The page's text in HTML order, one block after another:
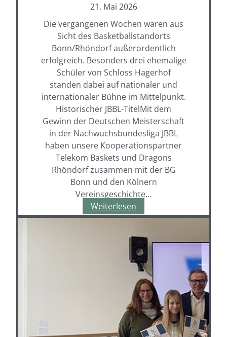
21. Mai 2026
Die vergangenen Wochen waren aus
Sicht des Basketballstandorts
Bonn/Rhöndorf außerordentlich
erfolgreich. Besonders drei ehemalige
Schüler von Schloss Hagerhof
standen dabei auf nationaler und
internationaler Bühne im Mittelpunkt.
Historischer JBBL-TitelMit dem
Gewinn der Deutschen Meisterschaft
in der Nachwuchsbundesliga JBBL
haben unsere Kooperationspartner
Telekom Baskets und Dragons
Rhöndorf zusammen mit der BG
Bonn und den Kölnern
Vereinsgeschichte…
Weiterlesen
an
Kooperationspartner
und
ehemaligen
Schüler